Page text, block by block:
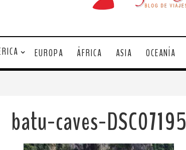
EUROPA ÁFRICA ASIA OCEANÍA
batu-caves-DSC07195